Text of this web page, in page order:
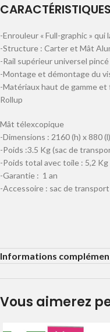
CARACTÉRISTIQUES
-Enrouleur « Full-graphic »
-Structure : Carter et Mât
-Rail supérieur universel
-Montage et démontage du
-Matériaux haut de gamme
Rollup
Mât télexcopique
-Dimensions : 2160 (h) x 880
-Poids :3.5 Kg (sac de
-Poids total avec toile : 5,2 Kg
-Garantie : 1 an
-Accessoire : sac de
Informations
Vous aimerez